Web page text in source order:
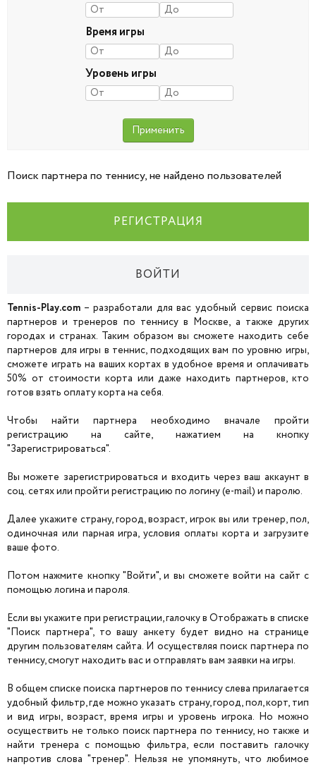
Время игры
Уровень игры
Поиск партнера по теннису, не найдено пользователей
РЕГИСТРАЦИЯ
ВОЙТИ
Tennis-Play.com – разработали для вас удобный сервис поиска
партнеров и тренеров по теннису в Москве, а также других
городах и странах. Таким образом вы сможете находить себе
партнеров для игры в теннис, подходящих вам по уровню игры,
сможете играть на ваших кортах в удобное время и оплачивать
50% от стоимости корта или даже находить партнеров, кто
готов взять оплату корта на себя.
Чтобы найти партнера необходимо вначале пройти
регистрацию на сайте, нажатием на кнопку
"Зарегистрироваться".
Вы можете зарегистрироваться и входить через ваш аккаунт в
соц. сетях или пройти регистрацию по логину (e-mail) и паролю.
Далее укажите страну, город, возраст, игрок вы или тренер, пол,
одиночная или парная игра, условия оплаты корта и загрузите
ваше фото.
Потом нажмите кнопку "Войти", и вы сможете войти на сайт с
помощью логина и пароля.
Если вы укажите при регистрации, галочку в Отображать в списке
"Поиск партнера", то вашу анкету будет видно на странице
другим пользователям сайта. И осуществляя поиск партнера по
теннису, смогут находить вас и отправлять вам заявки на игры.
В общем списке поиска партнеров по теннису слева прилагается
удобный фильтр, где можно указать страну, город, пол, корт, тип
и вид игры, возраст, время игры и уровень игрока. Но можно
осуществить не только поиск партнера по теннису, но также и
найти тренера с помощью фильтра, если поставить галочку
напротив слова "тренер". Нельзя не упомянуть, что любимое